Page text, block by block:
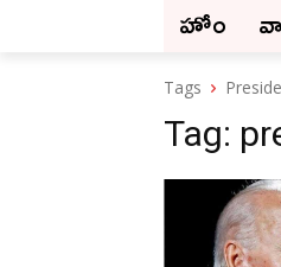
హోం
Tags
Tag: